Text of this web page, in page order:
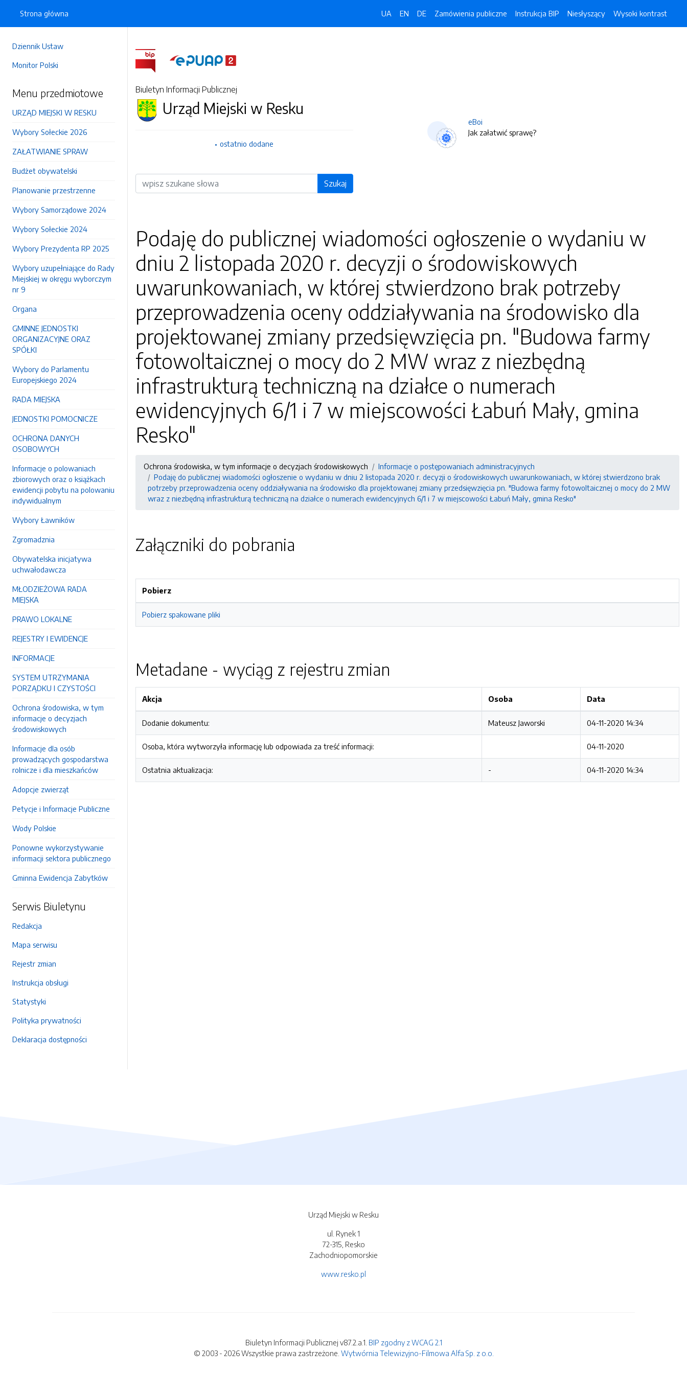
Dziennik Ustaw
Monitor Polski
Menu przedmiotowe
URZĄD MIEJSKI W RESKU
Wybory Sołeckie 2026
ZAŁATWIANIE SPRAW
Budżet obywatelski
Planowanie przestrzenne
Wybory Samorządowe 2024
Wybory Sołeckie 2024
Wybory Prezydenta RP 2025
Wybory uzupełniające do Rady
Miejskiej w okręgu wyborczym
nr 9
Organa
GMINNE JEDNOSTKI
ORGANIZACYJNE ORAZ
SPÓŁKI
Wybory do Parlamentu
Europejskiego 2024
RADA MIEJSKA
JEDNOSTKI POMOCNICZE
OCHRONA DANYCH
OSOBOWYCH
Informacje o polowaniach
zbiorowych oraz o książkach
ewidencji pobytu na polowaniu
indywidualnym
Wybory Ławników
Zgromadznia
Obywatelska inicjatywa
uchwałodawcza
MŁODZIEŻOWA RADA
MIEJSKA
PRAWO LOKALNE
REJESTRY I EWIDENCJE
INFORMACJE
SYSTEM UTRZYMANIA
PORZĄDKU I CZYSTOŚCI
Ochrona środowiska, w tym
informacje o decyzjach
środowiskowych
Informacje dla osób
prowadzących gospodarstwa
rolnicze i dla mieszkańców
Adopcje zwierząt
Petycje i Informacje Publiczne
Wody Polskie
Ponowne wykorzystywanie
informacji sektora publicznego
Gminna Ewidencja Zabytków
Serwis Biuletynu
Redakcja
Mapa serwisu
Rejestr zmian
Instrukcja obsługi
Statystyki
Polityka prywatności
Deklaracja dostępności
Strona główna UA EN DE Zamówienia publiczne Instrukcja BIP Niesłyszący Wysoki kontrast
Biuletyn Informacji Publicznej
Urząd Miejski w Resku
ostatnio dodane
Wyszukiwarka Szukaj
eBoi
Jak załatwić sprawę?
Podaję do publicznej wiadomości ogłoszenie o wydaniu w
dniu 2 listopada 2020 r. decyzji o środowiskowych
uwarunkowaniach, w której stwierdzono brak potrzeby
przeprowadzenia oceny oddziaływania na środowisko dla
projektowanej zmiany przedsięwzięcia pn. "Budowa farmy
fotowoltaicznej o mocy do 2 MW wraz z niezbędną
infrastrukturą techniczną na działce o numerach
ewidencyjnych 6/1 i 7 w miejscowości Łabuń Mały, gmina
Resko"
Ochrona środowiska, w tym informacje o decyzjach środowiskowych
Informacje o postępowaniach administracyjnych
Podaję do publicznej wiadomości ogłoszenie o wydaniu w dniu 2 listopada 2020 r. decyzji o środowiskowych uwarunkowaniach, w której stwierdzono brak
potrzeby przeprowadzenia oceny oddziaływania na środowisko dla projektowanej zmiany przedsięwzięcia pn. "Budowa farmy fotowoltaicznej o mocy do 2 MW
wraz z niezbędną infrastrukturą techniczną na działce o numerach ewidencyjnych 6/1 i 7 w miejscowości Łabuń Mały, gmina Resko"
Załączniki do pobrania
Pobierz
Pobierz spakowane pliki
Metadane - wyciąg z rejestru zmian
Akcja Osoba Data
Dodanie dokumentu: Mateusz Jaworski 04-11-2020 14:34
Osoba, która wytworzyła informację lub odpowiada za treść informacji: 04-11-2020
Ostatnia aktualizacja: - 04-11-2020 14:34
Urząd Miejski w Resku
ul. Rynek 1
72-315, Resko
Zachodniopomorskie
www.resko.pl
Biuletyn Informacji Publicznej v87.2.a.1. BIP zgodny z WCAG 2.1
© 2003 - 2026 Wszystkie prawa zastrzeżone. Wytwórnia Telewizyjno-Filmowa Alfa Sp. z o.o.